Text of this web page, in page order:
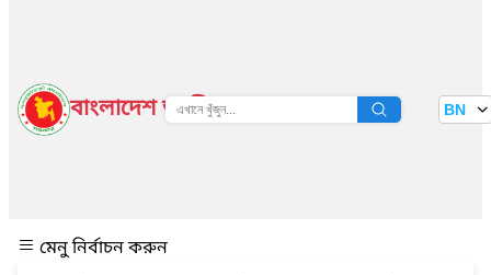
বাংলাদেশ জাতীয় তথ্য বাতায়ন BN
মেনু নির্বাচন করুন